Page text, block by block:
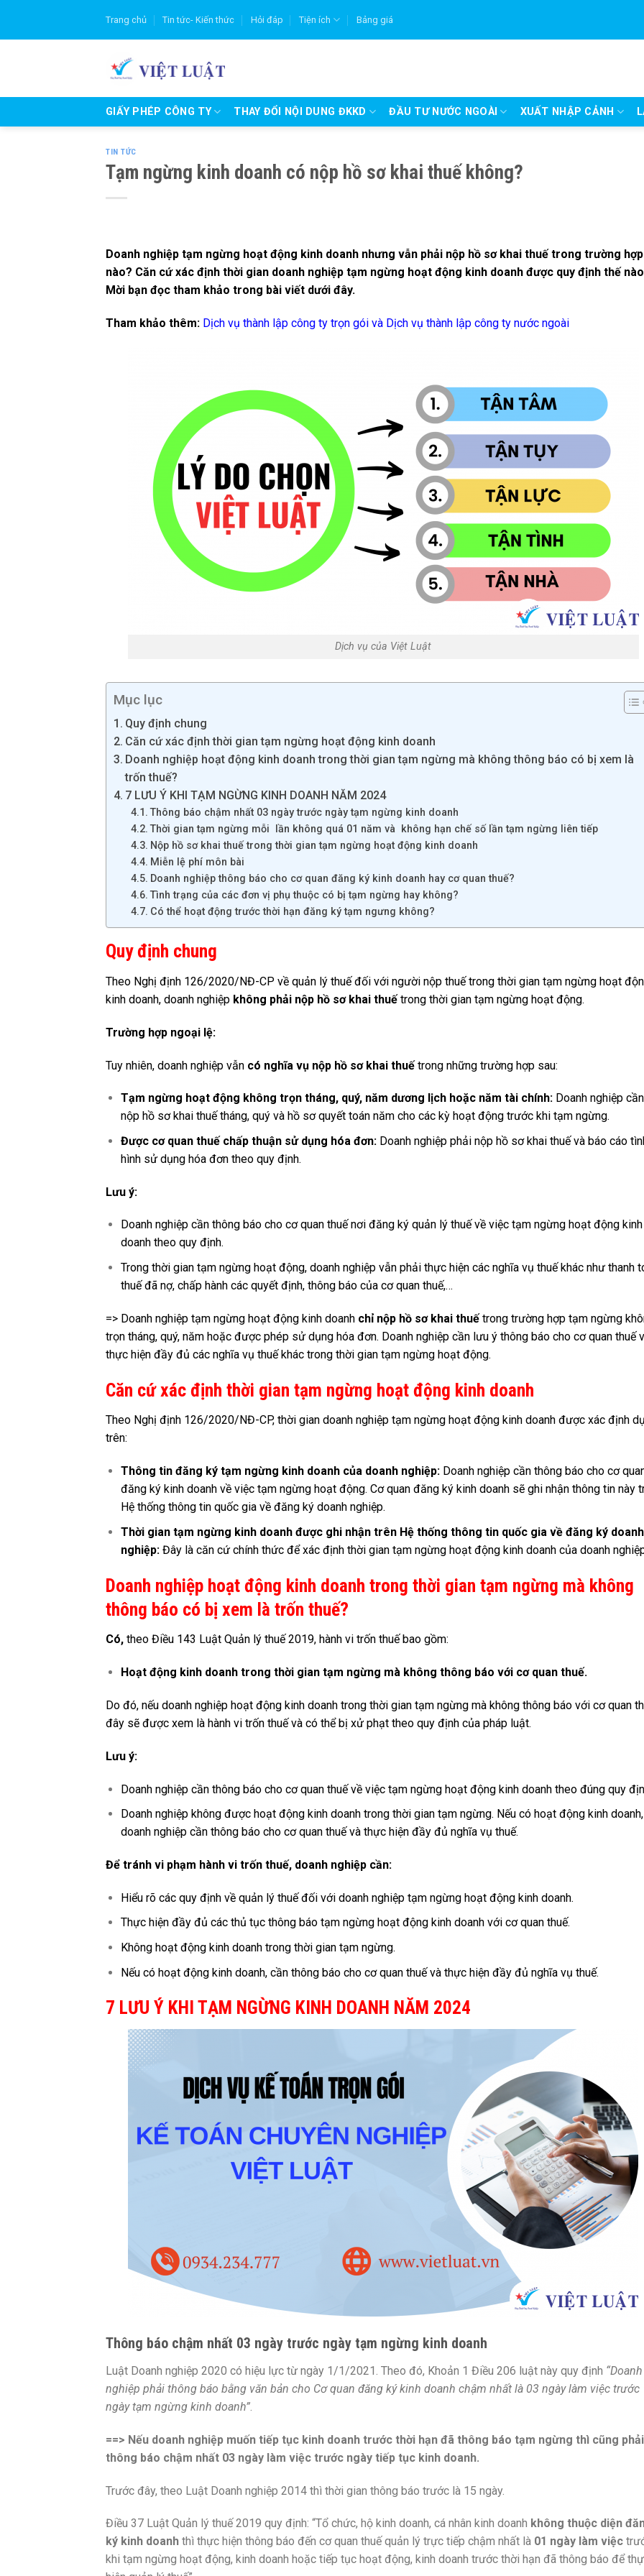
content
Trang chủ Tin tức- Kiến thức Hỏi đáp Tiện ích Bảng giá
GIẤY PHÉP CÔNG TY THAY ĐỔI NỘI DUNG ĐKKD ĐẦU TƯ NƯỚC NGOÀI XUẤT NHẬP CẢNH
TIN TỨC
Tạm ngừng kinh doanh có nộp hồ sơ khai thuế không?
Doanh nghiệp tạm ngừng hoạt động kinh doanh nhưng vẫn phải nộp hồ sơ khai thuế trong trường hợp
nào? Căn cứ xác định thời gian doanh nghiệp tạm ngừng hoạt động kinh doanh được quy định thế
Mời bạn đọc tham khảo trong bài viết dưới đây.
Tham khảo thêm: Dịch vụ thành lập công ty trọn gói và Dịch vụ thành lập công ty nước ngoài
Dịch vụ của Việt Luật
Mục lục
Quy định chung
Căn cứ xác định thời gian tạm ngừng hoạt động kinh doanh
Doanh nghiệp hoạt động kinh doanh trong thời gian tạm ngừng mà không thông báo có bị xem là
trốn thuế?
7 LƯU Ý KHI TẠM NGỪNG KINH DOANH NĂM 2024
Thông báo chậm nhất 03 ngày trước ngày tạm ngừng kinh doanh
Thời gian tạm ngừng mỗi lần không quá 01 năm và không hạn chế số lần tạm ngừng liên tiếp
Nộp hồ sơ khai thuế trong thời gian tạm ngừng hoạt động kinh doanh
Miễn lệ phí môn bài
Doanh nghiệp thông báo cho cơ quan đăng ký kinh doanh hay cơ quan thuế?
Tình trạng của các đơn vị phụ thuộc có bị tạm ngừng hay không?
Có thể hoạt động trước thời hạn đăng ký tạm ngưng không?
Quy định chung
Theo Nghị định 126/2020/NĐ-CP về quản lý thuế đối với người nộp thuế trong thời gian tạm ngừng hoạt
kinh doanh, doanh nghiệp không phải nộp hồ sơ khai thuếtrong thời gian tạm ngừng hoạt động.
Trường hợp ngoại lệ:
Tuy nhiên, doanh nghiệp vẫn có nghĩa vụ nộp hồ sơ khai thuếtrong những trường hợp sau:
Tạm ngừng hoạt động không trọn tháng, quý, năm dương lịch hoặc năm tài chính:Doanh nghiệp cần
nộp hồ sơ khai thuế tháng, quý và hồ sơ quyết toán năm cho các kỳ hoạt động trước khi tạm ngừng.
Được cơ quan thuế chấp thuận sử dụng hóa đơn:Doanh nghiệp phải nộp hồ sơ khai thuế và báo cáo
hình sử dụng hóa đơn theo quy định.
Lưu ý:
Doanh nghiệp cần thông báo cho cơ quan thuế nơi đăng ký quản lý thuế về việc tạm ngừng hoạt động kinh
doanh theo quy định.
Trong thời gian tạm ngừng hoạt động, doanh nghiệp vẫn phải thực hiện các nghĩa vụ thuế khác như thanh
thuế đã nợ, chấp hành các quyết định, thông báo của cơ quan thuế,…
=> Doanh nghiệp tạm ngừng hoạt động kinh doanh chỉ nộp hồ sơ khai thuếtrong trường hợp tạm ngừng
trọn tháng, quý, năm hoặc được phép sử dụng hóa đơn. Doanh nghiệp cần lưu ý thông báo cho cơ quan thuế
thực hiện đầy đủ các nghĩa vụ thuế khác trong thời gian tạm ngừng hoạt động.
Căn cứ xác định thời gian tạm ngừng hoạt động kinh doanh
Theo Nghị định 126/2020/NĐ-CP, thời gian doanh nghiệp tạm ngừng hoạt động kinh doanh được xác định
trên:
Thông tin đăng ký tạm ngừng kinh doanh của doanh nghiệp:Doanh nghiệp cần thông báo cho cơ
đăng ký kinh doanh về việc tạm ngừng hoạt động. Cơ quan đăng ký kinh doanh sẽ ghi nhận thông tin này
Hệ thống thông tin quốc gia về đăng ký doanh nghiệp.
Thời gian tạm ngừng kinh doanh được ghi nhận trên Hệ thống thông tin quốc gia về đăng ký doanh
nghiệp:Đây là căn cứ chính thức để xác định thời gian tạm ngừng hoạt động kinh doanh của doanh
Doanh nghiệp hoạt động kinh doanh trong thời gian tạm ngừng mà không
thông báo có bị xem là trốn thuế?
Có, theo Điều 143 Luật Quản lý thuế 2019, hành vi trốn thuế bao gồm:
Hoạt động kinh doanh trong thời gian tạm ngừng mà không thông báo với cơ quan thuế.
Do đó, nếu doanh nghiệp hoạt động kinh doanh trong thời gian tạm ngừng mà không thông báo với cơ quan
đây sẽ được xem là hành vi trốn thuế và có thể bị xử phạt theo quy định của pháp luật.
Lưu ý:
Doanh nghiệp cần thông báo cho cơ quan thuế về việc tạm ngừng hoạt động kinh doanh theo đúng quy
Doanh nghiệp không được hoạt động kinh doanh trong thời gian tạm ngừng. Nếu có hoạt động kinh doanh,
doanh nghiệp cần thông báo cho cơ quan thuế và thực hiện đầy đủ nghĩa vụ thuế.
Để tránh vi phạm hành vi trốn thuế, doanh nghiệp cần:
Hiểu rõ các quy định về quản lý thuế đối với doanh nghiệp tạm ngừng hoạt động kinh doanh.
Thực hiện đầy đủ các thủ tục thông báo tạm ngừng hoạt động kinh doanh với cơ quan thuế.
Không hoạt động kinh doanh trong thời gian tạm ngừng.
Nếu có hoạt động kinh doanh, cần thông báo cho cơ quan thuế và thực hiện đầy đủ nghĩa vụ thuế.
7 LƯU Ý KHI TẠM NGỪNG KINH DOANH NĂM 2024
Thông báo chậm nhất 03 ngày trước ngày tạm ngừng kinh doanh
Luật Doanh nghiệp 2020 có hiệu lực từ ngày 1/1/2021. Theo đó, Khoản 1 Điều 206 luật này quy định “Doanh
nghiệp phải thông báo bằng văn bản cho Cơ quan đăng ký kinh doanh chậm nhất là 03 ngày làm việc trước
ngày tạm ngừng kinh doanh”.
==> Nếu doanh nghiệp muốn tiếp tục kinh doanh trước thời hạn đã thông báo tạm ngừng thì cũng phải
thông báo chậm nhất 03 ngày làm việc trước ngày tiếp tục kinh doanh.
Trước đây, theo Luật Doanh nghiệp 2014 thì thời gian thông báo trước là 15 ngày.
Điều 37 Luật Quản lý thuế 2019 quy định: “Tổ chức, hộ kinh doanh, cá nhân kinh doanh không thuộc diện
ký kinh doanh thì thực hiện thông báo đến cơ quan thuế quản lý trực tiếp chậm nhất là 01 ngày làm việc
khi tạm ngừng hoạt động, kinh doanh hoặc tiếp tục hoạt động, kinh doanh trước thời hạn đã thông báo để